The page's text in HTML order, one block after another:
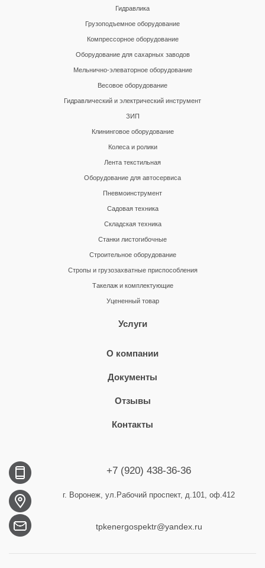
Гидравлика
Грузоподъемное оборудование
Компрессорное оборудование
Оборудование для сахарных заводов
Мельнично-элеваторное оборудование
Весовое оборудование
Гидравлический и электрический инструмент
ЗИП
Клининговое оборудование
Колеса и ролики
Лента текстильная
Оборудование для автосервиса
Пневмоинструмент
Садовая техника
Складская техника
Станки листогибочные
Строительное оборудование
Стропы и грузозахватные приспособления
Такелаж и комплектующие
Уцененный товар
Услуги
О компании
Документы
Отзывы
Контакты
+7 (920) 438-36-36
г. Воронеж, ул.Рабочий проспект, д.101, оф.412
tpkenergospektr@yandex.ru